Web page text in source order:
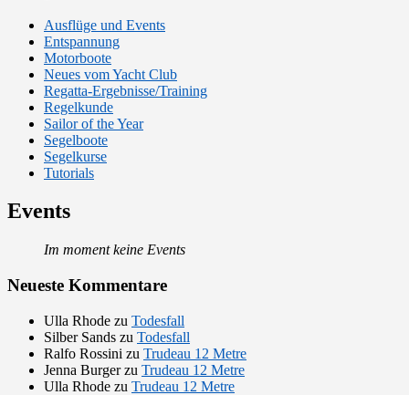
Ausflüge und Events
Entspannung
Motorboote
Neues vom Yacht Club
Regatta-Ergebnisse/Training
Regelkunde
Sailor of the Year
Segelboote
Segelkurse
Tutorials
Events
Im moment keine Events
Neueste Kommentare
Ulla Rhode zu Todesfall
Silber Sands zu Todesfall
Ralfo Rossini zu Trudeau 12 Metre
Jenna Burgerzu Trudeau 12 Metre
Ulla Rhode zu Trudeau 12 Metre